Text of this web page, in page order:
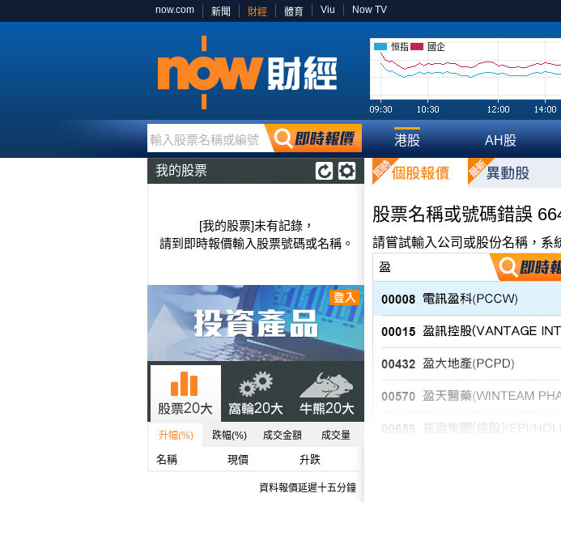
now.com 新聞 財經 體育 Viu Now TV
恒指 國企
輸入股票名稱或編號 港股 AH股
我的股票
[我的股票]未有記錄，
請到即時報價輸入股票號碼或名稱。
升幅(%) 跌幅(%) 成交金額 成交量
名稱 現價 升跌
資料報價延遲十五分鐘
股票名稱或號碼錯誤
請嘗試輸入公司或股份名稱，系